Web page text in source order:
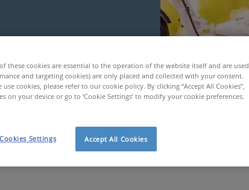
these cookies are essential to the operation of the website itself and are used
and targeting cookies) are only placed and collected with your consent.
cookies, please refer to our cookie policy. By clicking “Accept All Cookies”,
on your device or go to ‘Cookie Settings’ to modify your cookie preferences.
Accept All Cookies
Cookies Settings